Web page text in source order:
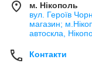
м. Нікополь
вул. Героїв
магазин;
автоскла,
Контакти